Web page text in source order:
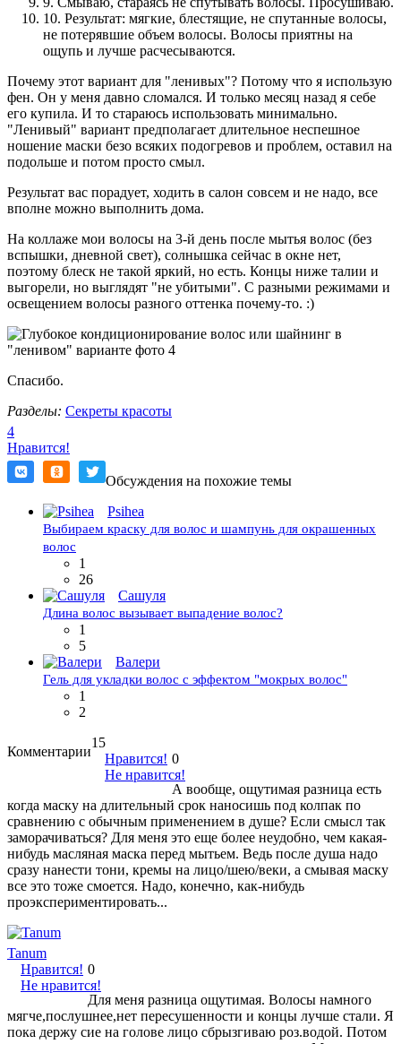
10. Результат: мягкие, блестящие, не спутанные волосы,
не потерявшие объем волосы. Волосы приятны на
ощупь и лучше расчесываются.
Почему этот вариант для "ленивых"? Потому что я использую
фен. Он у меня давно сломался. И только месяц назад я себе
его купила. И то стараюсь использовать минимально.
"Ленивый" вариант предполагает длительное неспешное
ношение маски безо всяких подогревов и проблем, оставил на
подольше и потом просто смыл.
Результат вас порадует, ходить в салон совсем и не надо, все
вполне можно выполнить дома.
На коллаже мои волосы на 3-й день после мытья волос (без
вспышки, дневной свет), солнышка сейчас в окне нет,
поэтому блеск не такой яркий, но есть. Концы ниже талии и
выгорели, но выглядят "не убитыми". С разными режимами и
освещением волосы разного оттенка почему-то. :)
Спасибо.
Разделы: Секреты красоты
4
Нравится!
Обсуждения на похожие темы
Psihea
Выбираем краску для волос и шампунь для окрашенных
волос
1
26
Сашyля
Длина волос вызывает выпадение волос?
1
5
Валери
Гель для укладки волос с эффектом "мокрых волос"
1
2
Комментарии
15
Нравится!
Не нравится!
0
А вообще, ощутимая разница есть
когда маску на длительный срок наносишь под колпак по
сравнению с обычным применением в душе? Если смысл так
заморачиваться? Для меня это еще более неудобно, чем какая-
нибудь масляная маска перед мытьем. Ведь после душа надо
сразу нанести тони, кремы на лицо/шею/веки, а смывая маску
все это тоже смоется. Надо, конечно, как-нибудь
проэкспериментировать...
Tanum
Нравится!
Не нравится!
0
Для меня разница ощутимая. Волосы намного
мягче,послушнее,нет пересушенности и концы лучше стали. Я
пока держу сие на голове лицо сбрызгиваю роз.водой. Потом